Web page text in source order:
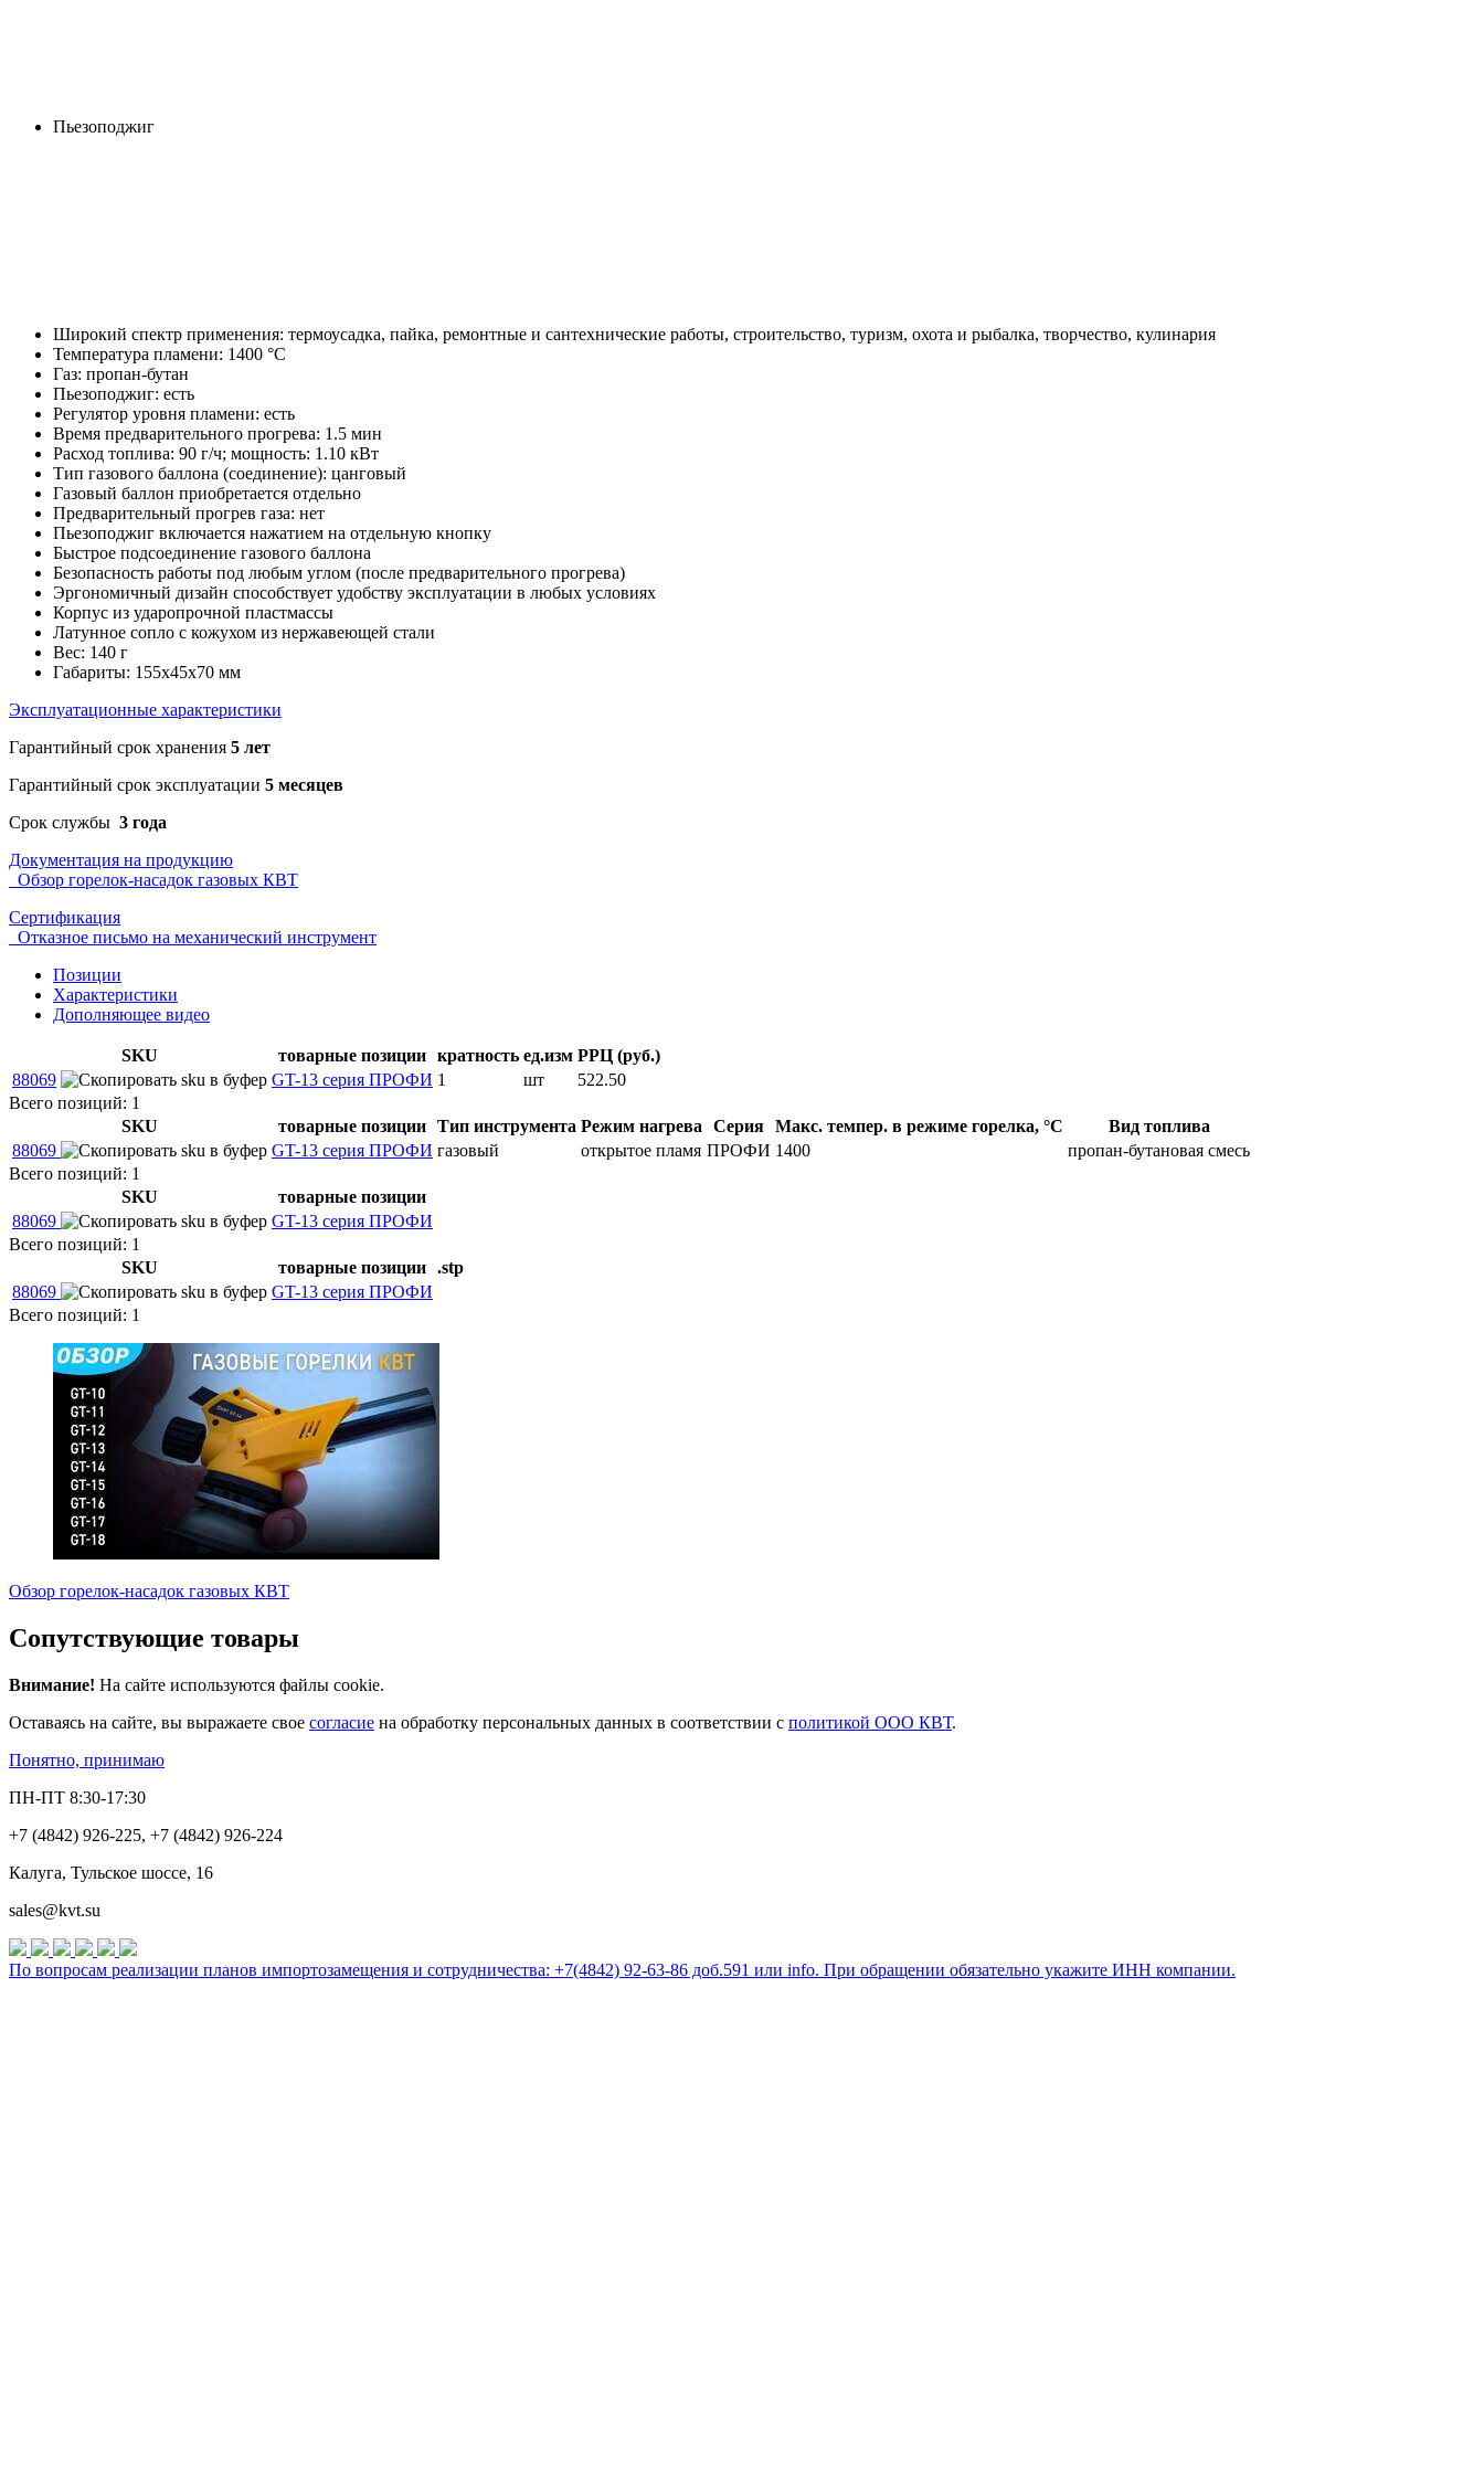
Пьезоподжиг
Широкий спектр применения: термоусадка, пайка, ремонтные и сантехнические работы, строительство, туризм, охота и рыбалка, творчество, кулинария
Температура пламени: 1400 °C
Газ: пропан-бутан
Пьезоподжиг: есть
Регулятор уровня пламени: есть
Время предварительного прогрева: 1.5 мин
Расход топлива: 90 г/ч; мощность: 1.10 кВт
Тип газового баллона (соединение): цанговый
Газовый баллон приобретается отдельно
Предварительный прогрев газа: нет
Пьезоподжиг включается нажатием на отдельную кнопку
Быстрое подсоединение газового баллона
Безопасность работы под любым углом (после предварительного прогрева)
Эргономичный дизайн способствует удобству эксплуатации в любых условиях
Корпус из ударопрочной пластмассы
Латунное сопло с кожухом из нержавеющей стали
Вес: 140 г
Габариты: 155х45х70 мм
Эксплуатационные характеристики
Гарантийный срок хранения 5 лет
Гарантийный срок эксплуатации 5 месяцев
Срок службы 3 года
Документация на продукцию
Обзор горелок-насадок газовых КВТ
Сертификация
Отказное письмо на механический инструмент
Позиции
Характеристики
Дополняющее видео
SKU товарные позиции кратность ед.изм РРЦ (руб.)
88069
GT-13 серия ПРОФИ 1 шт
522.50
Всего позиций: 1
SKU
товарные позиции Тип инструмента Режим нагрева Серия Макс. темпер. в режиме горелка, °С
Вид топлива
88069
GT-13 серия ПРОФИ газовый открытое пламя ПРОФИ 1400
пропан-бутановая смесь
Всего позиций: 1
SKU
товарные позиции
88069
GT-13 серия ПРОФИ
Всего позиций: 1
SKU
товарные позиции .stp
88069
GT-13 серия ПРОФИ
Всего позиций: 1
Обзор горелок-насадок газовых КВТ
Сопутствующие товары
Внимание! На сайте используются файлы cookie.
Оставаясь на сайте, вы выражаете свое согласие на обработку персональных данных в соответствии с политикой ООО КВТ.
Понятно, принимаю
ПН-ПТ 8:30-17:30
+7 (4842) 926-225, +7 (4842) 926-224
Калуга, Тульское шоссе, 16
sales@kvt.su
По вопросам реализации планов импортозамещения и сотрудничества: +7(4842) 92-63-86 доб.591 или info. При обращении обязательно укажите ИНН компании.